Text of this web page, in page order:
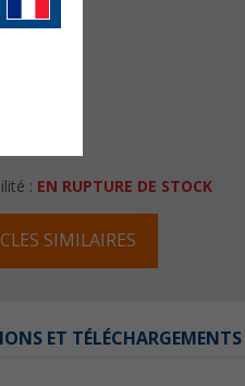
: EN RUPTURE DE STOCK
SIMILAIRES
ET TÉLÉCHARGEMENTS